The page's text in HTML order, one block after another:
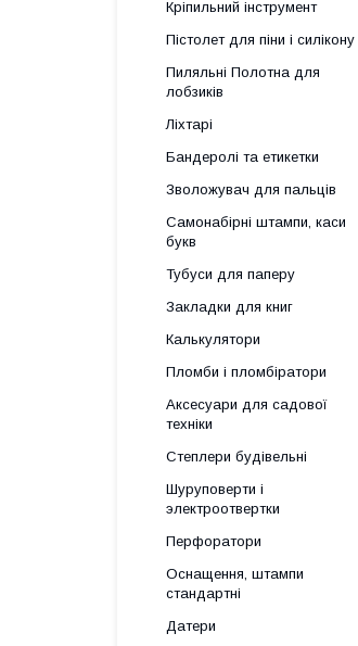
Кріпильний інструмент
Пістолет для піни і силікону
Пиляльні Полотна для
лобзиків
Ліхтарі
Бандеролі та етикетки
Зволожувач для пальців
Самонабірні штампи, каси
букв
Тубуси для паперу
Закладки для книг
Калькулятори
Пломби і пломбіратори
Аксесуари для садової
техніки
Степлери будівельні
Шуруповерти і
электроотвертки
Перфоратори
Оснащення, штампи
стандартні
Датери